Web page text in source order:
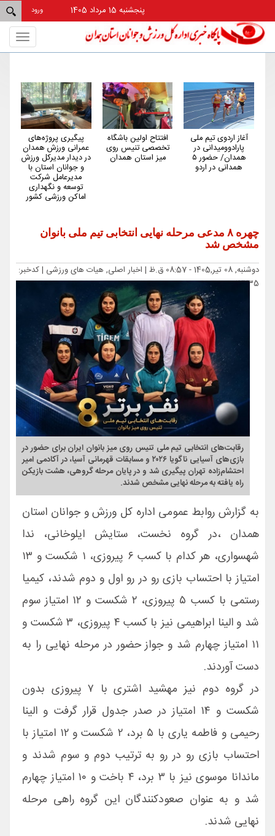
ورود
پنجشنبه 15 مرداد 1405
افتتاح اولین باشگاه
تخصصی تنیس روی
میز استان همدان
پیگیری پروژه‌های
عمرانی ورزش همدان
در دیدار مدیرکل ورزش
همدان از استان‌های
کم‌شکایت و کم‌حاشیه
کشور در حوزه ورزش
است
چهره ۸ مدعی مرحله نهایی انتخابی تیم ملی بانوان
مشخص شد
دوشنبه, 08 تیر,1405 - 08:57 ق.ظ | اخبار اصلی, هیات های ورزشی | کدخبر:
17735
رقابت‌های انتخابی تیم ملی تنیس روی میز بانوان ایران برای حضور در
بازی‌های آسیایی ناگویا ۲۰۲۶ و مسابقات قهرمانی آسیا، در آکادمی امیر
احتشام‌زاده تهران پیگیری شد و در پایان مرحله گروهی، هشت بازیکن
راه یافته به مرحله نهایی مشخص شدند.
به گزارش روابط عمومی اداره کل ورزش و جوانان استان
همدان ،در گروه نخست، ستایش ایلوخانی، ندا
شهسواری، هر کدام با کسب ۶ پیروزی، ۱ شکست و ۱۳
امتیاز با احتساب بازی رو در رو اول و دوم شدند، کیمیا
رستمی با کسب ۵ پیروزی، ۲ شکست و ۱۲ امتیاز سوم
شد و الینا ابراهیمی نیز با کسب ۴ پیروزی، ۳ شکست و
۱۱ امتیاز چهارم شد و جواز حضور در مرحله نهایی را به
دست آوردند.
در گروه دوم نیز مهشید اشتری با ۷ پیروزی بدون
شکست و ۱۴ امتیاز در صدر جدول قرار گرفت و الینا
رحیمی و فاطمه یاری با ۵ برد، ۲ شکست و ۱۲ امتیاز با
احتساب بازی رو در رو به ترتیب دوم و سوم شدند و
ماندانا موسوی نیز با ۳ برد، ۴ باخت و ۱۰ امتیاز چهارم
شد و به عنوان صعودکنندگان این گروه راهی مرحله
نهایی شدند.